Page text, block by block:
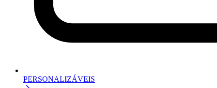
PERSONALIZÁVEIS